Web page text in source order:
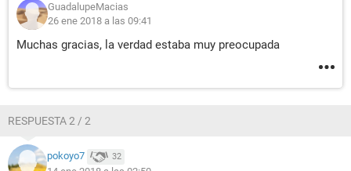
GuadalupeMacias
26 ene 2018 a las 09:41
Muchas gracias, la verdad estaba muy preocupada
RESPUESTA 2 / 2
pokoyo7 32